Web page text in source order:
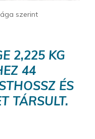
szerint
2,225 KG
44
ÉS
TÁRSULT.